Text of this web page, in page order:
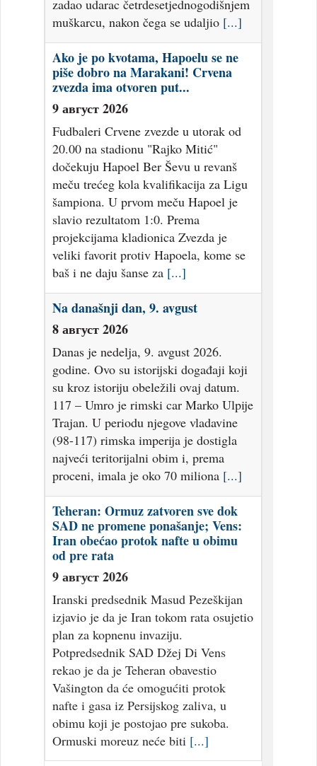
zadao udarac četrdesetjednogodišnjem
muškarcu, nakon čega se udaljio [...]
Ako je po kvotama, Hapoelu se ne
piše dobro na Marakani! Crvena
zvezda ima otvoren put...
9 август 2026
Fudbaleri Crvene zvezde u utorak od
20.00 na stadionu "Rajko Mitić"
dočekuju Hapoel Ber Ševu u revanš
meču trećeg kola kvalifikacija za Ligu
šampiona. U prvom meču Hapoel je
slavio rezultatom 1:0. Prema
projekcijama kladionica Zvezda je
veliki favorit protiv Hapoela, kome se
baš i ne daju šanse za [...]
Na današnji dan, 9. avgust
8 август 2026
Danas je nedelja, 9. avgust 2026.
godine. Ovo su istorijski događaji koji
su kroz istoriju obeležili ovaj datum.
117 – Umro je rimski car Marko Ulpije
Trajan. U periodu njegove vladavine
(98-117) rimska imperija je dostigla
najveći teritorijalni obim i, prema
proceni, imala je oko 70 miliona [...]
Teheran: Ormuz zatvoren sve dok
SAD ne promene ponašanje; Vens:
Iran obećao protok nafte u obimu
od pre rata
9 август 2026
Iranski predsednik Masud Pezeškijan
izjavio je da je Iran tokom rata osujetio
plan za kopnenu invaziju.
Potpredsednik SAD Džej Di Vens
rekao je da je Teheran obavestio
Vašington da će omogućiti protok
nafte i gasa iz Persijskog zaliva, u
obimu koji je postojao pre sukoba.
Ormuski moreuz neće biti [...]